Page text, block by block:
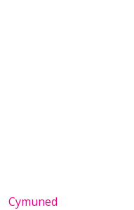
Cymuned